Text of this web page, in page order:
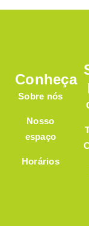
Conheça
Sobre nós
Nosso
espaço
Horários